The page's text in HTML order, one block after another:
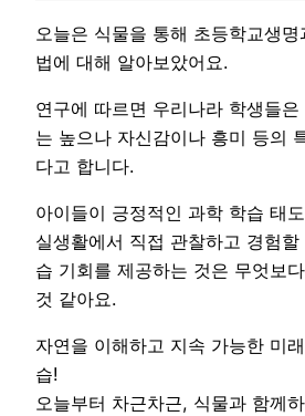
오늘은 식물을 통해 초등학교생
법에 대해 알아보았어요.
연구에 따르면 우리나라 학생들
는 높으나 자신감이나 흥미 등의
다고 합니다.
아이들이 긍정적인 과학 학습 태
실생활에서 직접 관찰하고 경험
습 기회를 제공하는 것은 무엇보
것 같아요.
자연을 이해하고 지속 가능한 미
습!
오늘부터 차근차근, 식물과 함께